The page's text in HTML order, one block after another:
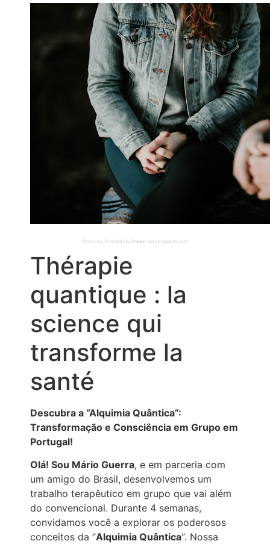
Photo by ‘Priscilla Du Preez ‘ on Unsplash.com
Thérapie
quantique : la
science qui
transforme la
santé
Descubra a “Alquimia Quântica”:
Transformação e Consciência em Grupo em
Portugal!
Olá! Sou Mário Guerra, e em parceria com
um amigo do Brasil, desenvolvemos um
trabalho terapêutico em grupo que vai além
do convencional. Durante 4 semanas,
convidamos você a explorar os poderosos
conceitos da “Alquimia Quântica“. Nossa